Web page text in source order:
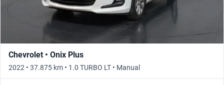
Chevrolet • Onix Plus
2022 • 37.875 km • 1.0 TURBO LT • Manual